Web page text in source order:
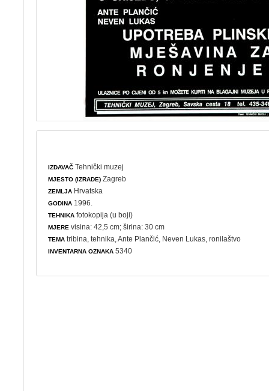
IZDAVAČ Tehnički muzej
MJESTO (IZRADE) Zagreb
ZEMLJA Hrvatska
GODINA 1996.
TEHNIKA fotokopija (u boji)
MJERE visina: 42,5 cm; širina: 30 cm
TEMA tribina ,tehnika , Ante Plančić, Neven Lukas,ronilaštvo
INVENTARNA OZNAKA 5340